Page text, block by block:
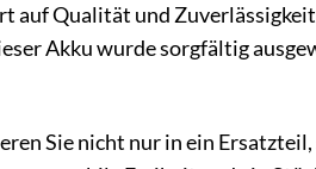
auf Qualität und
Akku wurde sorgfältig
Sie nicht nur in ein